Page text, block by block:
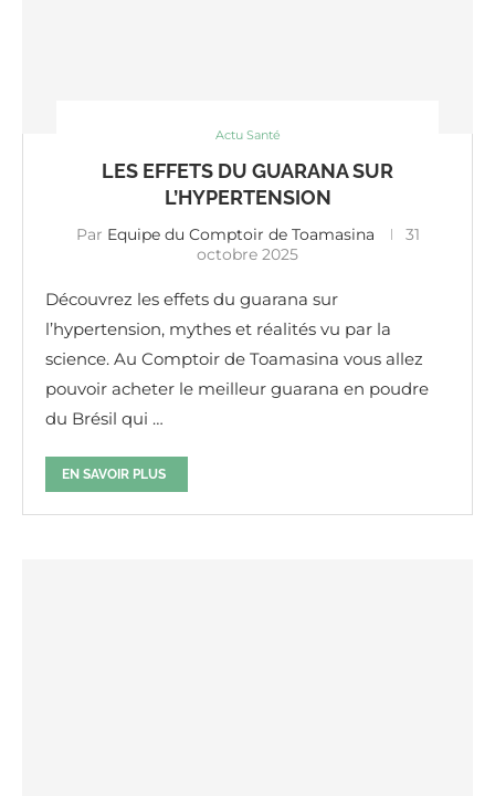
Actu Santé
LES EFFETS DU GUARANA SUR
L’HYPERTENSION
Par Equipe du Comptoir de Toamasina
31
octobre 2025
Découvrez les effets du guarana sur
l’hypertension, mythes et réalités vu par la
science. Au Comptoir de Toamasina vous allez
pouvoir acheter le meilleur guarana en poudre
du Brésil qui …
EN SAVOIR PLUS